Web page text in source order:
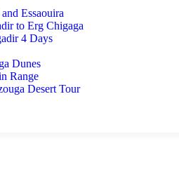
Essaouira
to Erg Chigaga
4 Days
Dunes
Range
Desert Tour